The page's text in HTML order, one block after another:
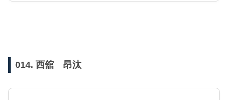
014. 西舘 昂汰